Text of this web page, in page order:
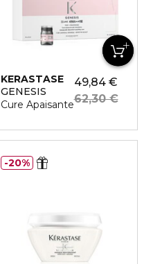
KERASTASE
GENESIS
Cure Apaisante
49,84 €
62,30 €
20%